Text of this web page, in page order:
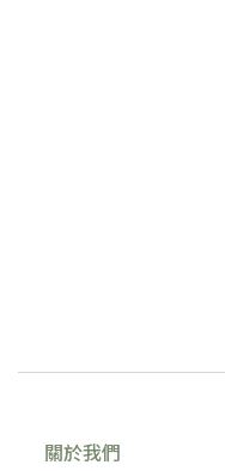
關於我們